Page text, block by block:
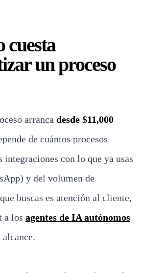
cuesta
un proceso
arranca desde $11,000
de cuántos procesos
integraciones con lo que ya usas
y del volumen de
buscas es atención al cliente,
a los agentes de IA autónomos